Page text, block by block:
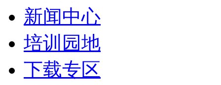
新闻中心
培训园地
下载专区